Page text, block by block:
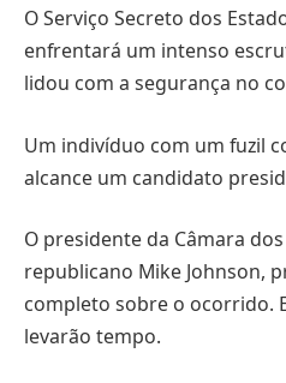
O Serviço Secreto dos
enfrentará um intenso
lidou com a segurança no
Um indivíduo com um fuzil
alcance um candidato
O presidente da Câmara
republicano Mike Johnson,
completo sobre o ocorrido.
levarão tempo.